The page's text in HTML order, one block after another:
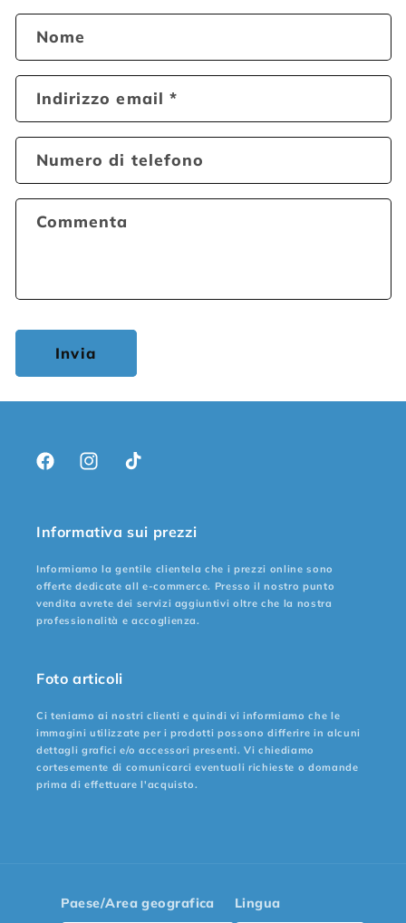
Nome
Indirizzo email*
Numero di telefono
Commenta
Invia
FacebookInstagramTikTok
Informativa sui prezzi
Informiamo la gentile clientela che i prezzi online sono
offerte dedicate all e-commerce. Presso il nostro punto
vendita avrete dei servizi aggiuntivi oltre che la nostra
professionalità e accoglienza.
Foto articoli
Ci teniamo ai nostri clienti e quindi vi informiamo che le
immagini utilizzate per i prodotti possono differire in alcuni
dettagli grafici e/o accessori presenti. Vi chiediamo
cortesemente di comunicarci eventuali richieste o domande
prima di effettuare l'acquisto.
Paese/Area geografica Lingua